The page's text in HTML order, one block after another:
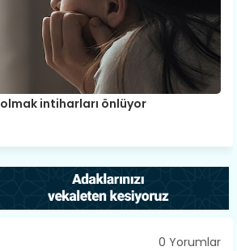
intiharları önlüyor
0 Yorumlar